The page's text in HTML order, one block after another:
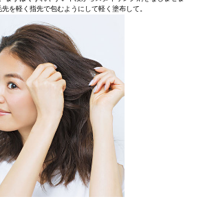
を軽く指先で包むようにして軽く塗布して。